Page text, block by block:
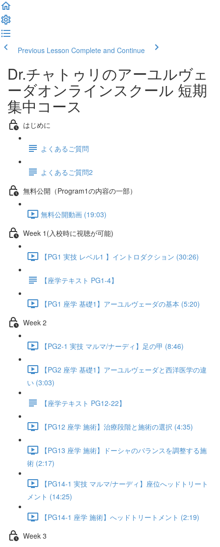
Previous Lesson Complete and Continue
Dr.チャトゥリのアーユルヴェ
ーダオンラインスクール 短期
集中コース
はじめに
よくあるご質問
よくあるご質問2
無料公開（Program1の内容の一部）
無料公開動画 (19:03)
Week 1(入校時に視聴が可能)
【PG1 実技 レベル1 】イントロダクション (30:26)
【座学テキスト PG1-4】
【PG1 座学 基礎1】アーユルヴェーダの基本 (5:20)
Week 2
【PG2-1 実技 マルマ/ナーディ】足の甲 (8:46)
【PG2 座学 基礎1】アーユルヴェーダと西洋医学の違
い (3:03)
【座学テキスト PG12-22】
【PG12 座学 施術】治療段階と施術の選択 (4:35)
【PG13 座学 施術】ドーシャのバランスを調整する施
術 (2:17)
【PG14-1 実技 マルマ/ナーディ】座位へッドトリート
メント (14:25)
【PG14-1 座学 施術】へッドトリートメント (2:19)
Week 3